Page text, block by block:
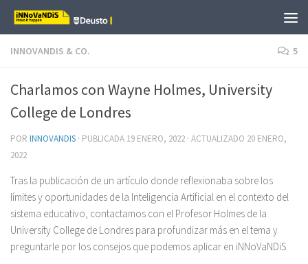
Saltar al contenido
INNOVANDIS & CO. 5
Charlamos con Wayne Holmes, University
College de Londres
POR INNOVANDIS · PUBLICADA 19 ENERO, 2022 · ACTUALIZADO 20 ENERO,
2022
Tras la publicación de un artículo donde reflexionaba sobre los
límites y oportunidades de la Inteligencia Artificial en el contexto del
sistema educativo, contactamos con el Profesor Holmes de la
University College de Londres para profundizar más en el tema y
preguntarle por los consejos que podemos aplicar en iNNoVaNDiS.